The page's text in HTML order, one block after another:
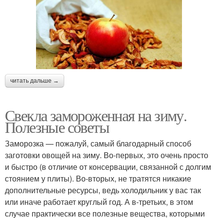
читать дальше →
Свекла замороженная на зиму.
Полезные советы
Заморозка — пожалуй, самый благодарный способ
заготовки овощей на зиму. Во-первых, это очень просто
и быстро (в отличие от консервации, связанной с долгим
стоянием у плиты). Во-вторых, не тратятся никакие
дополнительные ресурсы, ведь холодильник у вас так
или иначе работает круглый год. А в-третьих, в этом
случае практически все полезные вещества, которыми